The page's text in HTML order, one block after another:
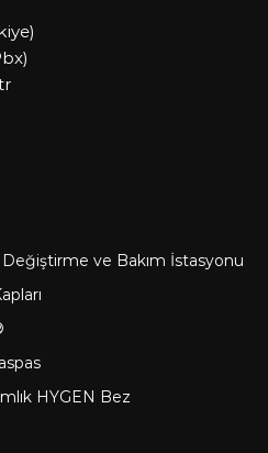
ve Bakım İstasyonu
HYGEN Bez